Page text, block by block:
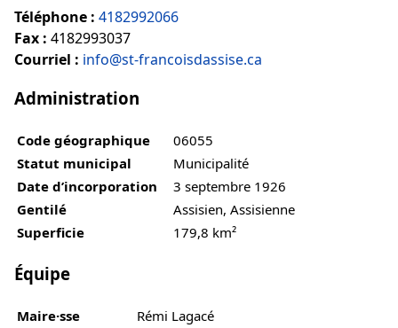
Téléphone : 4182992066
Fax : 4182993037
Courriel : info@st-francoisdassise.ca
Administration
Code géographique
06055
Statut municipal
Municipalité
Date d’incorporation
3 septembre 1926
Gentilé
Assisien, Assisienne
Superficie
179,8 km²
Équipe
Maire·sse
Rémi Lagacé